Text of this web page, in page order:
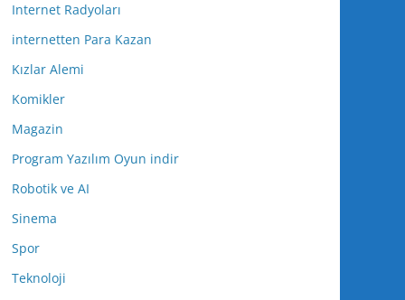
Internet Radyoları
internetten Para Kazan
Kızlar Alemi
Komikler
Magazin
Program Yazılım Oyun indir
Robotik ve AI
Sinema
Spor
Teknoloji